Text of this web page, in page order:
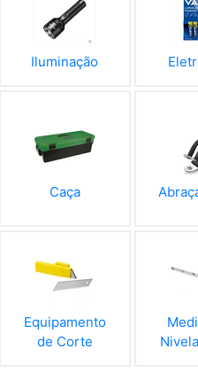
Iluminação
Caça
Equipamento
de Corte